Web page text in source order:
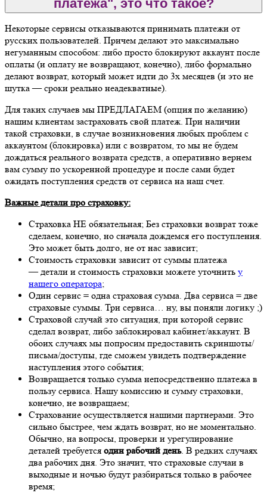
платежа", это что такое?
Некоторые сервисы отказываются принимать платежи от
русских пользователей. Причем делают это максимально
негуманным способом: либо просто блокируют аккаунт после
оплаты (и оплату не возвращают, конечно), либо формально
делают возврат, который может идти до 3х месяцев (и это не
шутка — сроки реально неадекватные).
Для таких случаев мы ПРЕДЛАГАЕМ (опция по желанию)
нашим клиентам застраховать свой платеж. При наличии
такой страховки, в случае возникновения любых проблем с
аккаунтом (блокировка) или с возвратом, то мы не будем
дождаться реального возврата средств, а оперативно вернем
вам сумму по ускоренной процедуре и после сами будет
ожидать поступления средств от сервиса на наш счет.
Важные детали про страховку:
Страховка НЕ обязательная; Без страховки возврат тоже
сделаем, конечно, но сначала дождемся его поступления.
Это может быть долго, не от нас зависит;
Стоимость страховки зависит от суммы платежа
— детали и стоимость страховки можете уточнить у
нашего оператора;
Один сервис = одна страховая сумма. Два сервиса = две
страховые суммы. Три сервиса… ну, вы поняли логику ;)
Страховой случай это ситуация, при которой сервис
сделал возврат, либо заблокировал кабинет/аккаунт. В
обоих случаях мы попросим предоставить скриншоты/
письма/доступы, где сможем увидеть подтверждение
наступления этого события;
Возвращается только сумма непосредственно платежа в
пользу сервиса. Нашу комиссию и сумму страховки,
конечно, не возвращаем;
Страхование осуществляется нашими партнерами. Это
сильно быстрее, чем ждать возврат, но не моментально.
Обычно, на вопросы, проверки и урегулирование
деталей требуется один рабочий день. В редких случаях
два рабочих дня. Это значит, что страховые случаи в
выходные и ночью будут разбираться только в рабочее
время;